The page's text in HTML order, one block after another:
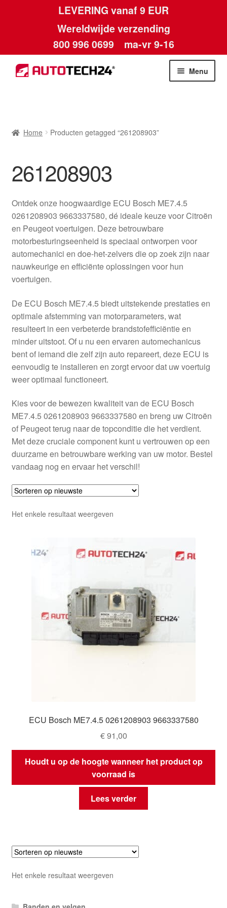
LEVERING vanaf 9 EUR
Wereldwijde verzending
800 996 0699 ma-vr 9-16
Ga
door
Ga
naar
Menu
Betalingen
Contact
Kassa
Klachten
Klachtenprocedure
Levering
Mijn account
Over ons
Wereldwijde verzending
Winkelwagen
Home Producten getagged “261208903”
261208903
Ontdek onze hoogwaardige ECU Bosch ME7.4.5
0261208903 9663337580, dé ideale keuze voor Citroën
en Peugeot voertuigen. Deze betrouwbare
motorbesturingseenheid is speciaal ontworpen voor
automechanici en doe-het-zelvers die op zoek zijn naar
nauwkeurige en efficiënte oplossingen voor hun
voertuigen.
De ECU Bosch ME7.4.5 biedt uitstekende prestaties en
optimale afstemming van motorparameters, wat
resulteert in een verbeterde brandstofefficiëntie en
minder uitstoot. Of u nu een ervaren automechanicus
bent of iemand die zelf zijn auto repareert, deze ECU is
eenvoudig te installeren en zorgt ervoor dat uw voertuig
weer optimaal functioneert.
Kies voor de bewezen kwaliteit van de ECU Bosch
ME7.4.5 0261208903 9663337580 en breng uw Citroën
of Peugeot terug naar de topconditie die het verdient.
Met deze cruciale component kunt u vertrouwen op een
duurzame en betrouwbare werking van uw motor. Bestel
vandaag nog en ervaar het verschil!
Het enkele resultaat weergeven
ECU Bosch ME7.4.5 0261208903 9663337580
€91,00
Houdt u op de hoogte wanneer het product op
voorraad is
Lees verder
Het enkele resultaat weergeven